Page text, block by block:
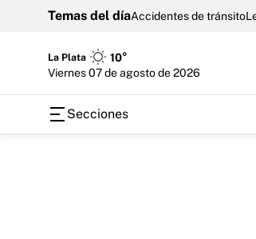
Temas del díaAccidentes de tránsito
La Plata
10°
viernes 07 de agosto de 2026
Secciones